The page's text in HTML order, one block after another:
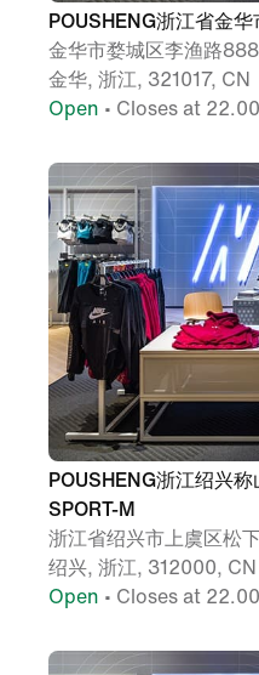
POUSHENG浙江省金
金华市婺城区李渔路
金华, 浙江, 321017, CN
Open • Closes at 22.00
POUSHENG浙江绍兴
SPORT-M
浙江省绍兴市上虞区松
绍兴, 浙江, 312000, CN
Open • Closes at 22.00